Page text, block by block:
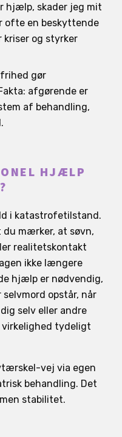
hjælp, skader jeg mit
ofte en beskyttende
og styrker
gør
afgørende er
af behandling,
HJÆLP
i katastrofetilstand.
du mærker, at søvn,
realitetskontakt
ikke længere
hjælp er nødvendig,
selvmord opstår, når
selv eller andre
virkelighed tydeligt
vej via egen
behandling. Det
stabilitet.